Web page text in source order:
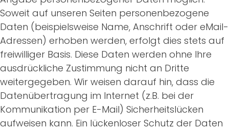
Soweit auf unseren Seiten personenbezogene
Daten (beispielsweise Name, Anschrift oder eMail-
Adressen) erhoben werden, erfolgt dies stets auf
freiwilliger Basis. Diese Daten werden ohne Ihre
ausdrückliche Zustimmung nicht an Dritte
weitergegeben. Wir weisen darauf hin, dass die
Datenübertragung im Internet (z.B. bei der
Kommunikation per E-Mail) Sicherheitslücken
aufweisen kann. Ein lückenloser Schutz der Daten